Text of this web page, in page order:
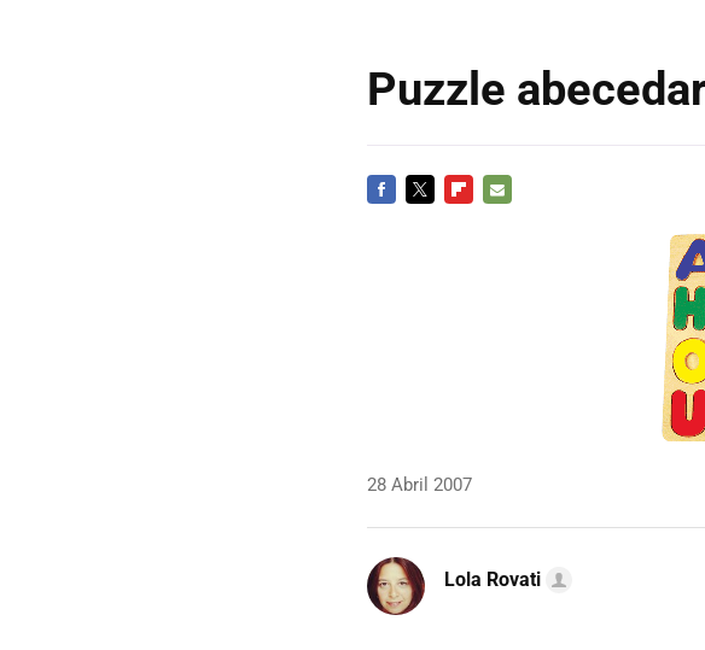
Puzzle
28 Abril 2007
Lola Rovati